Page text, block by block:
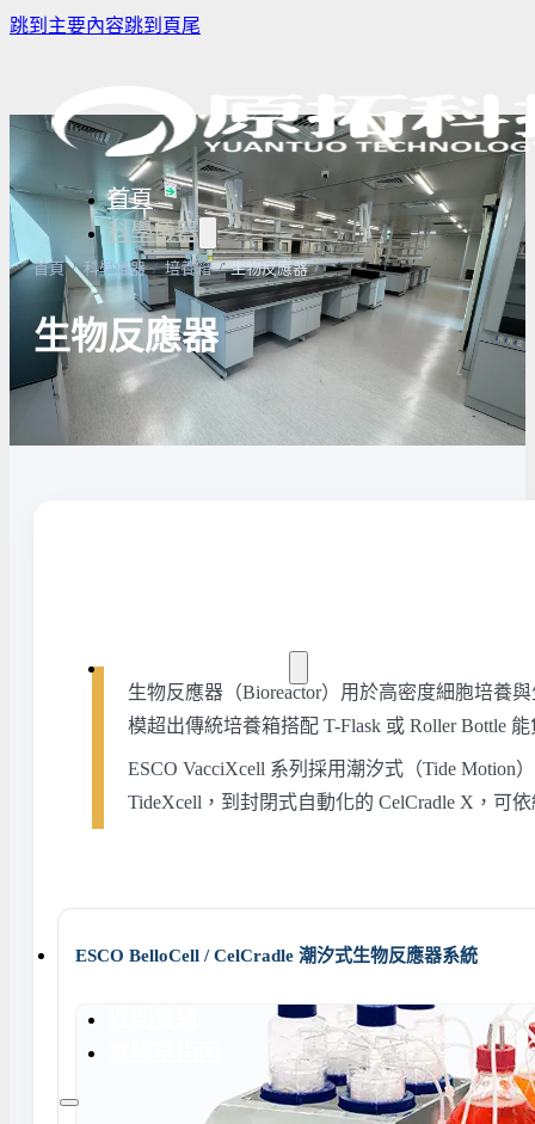
跳到主要內容跳到頁尾
首頁
科學儀器
樣品濃縮/乾燥前處理設備
微量分注吸管pipette
實驗室攪拌器 | 振盪機
實驗室冰箱 / 冷凍櫃
培養箱
高溫爐
生物安全櫃
高壓滅菌鍋
實驗室紫外
實驗室建置服務 實驗室周邊工程
環境汙染防治工程
首頁 / 科學儀器 / 培養箱 / 生物反應器
生物反應器
生物反應器（Bioreactor）用於高密度細胞培養
模超出傳統培養箱搭配 T-Flask 或 Roller Bottle
ESCO VacciXcell 系列採用潮汐式（Tide
TideXcell，到封閉式自動化的 CelCradle X，可
ESCO BelloCell / CelCradle 潮汐式生物反應器系統